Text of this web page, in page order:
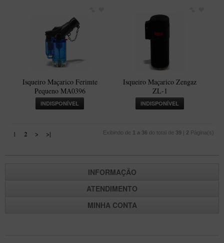
Isqueiro Maçarico Ferimte
Pequeno MA0396
INDISPONÍVEL
Isqueiro Maçarico Zengaz
ZL-1
INDISPONÍVEL
1 2 > >| Exibindo de 1 a 36 do total de 39 | 2 Página(s)
INFORMAÇÃO
ATENDIMENTO
MINHA CONTA